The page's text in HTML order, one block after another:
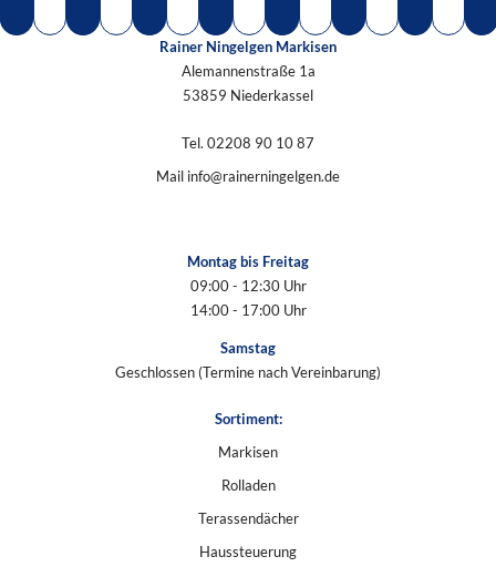
Rainer Ningelgen Markisen
Alemannenstraße 1a
53859 Niederkassel
Tel. 02208 90 10 87
Mail info@rainerningelgen.de
Montag bis Freitag
09:00 - 12:30 Uhr
14:00 - 17:00 Uhr
Samstag
Geschlossen (Termine nach Vereinbarung)
Sortiment:
Markisen
Rolladen
Terassendächer
Haussteuerung